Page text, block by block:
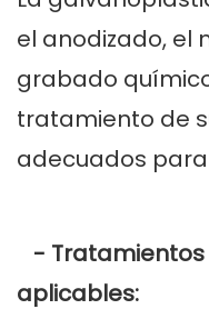
el anodizado, el
grabado
tratamiento de
adecuados
- Tratamientos
aplicables: